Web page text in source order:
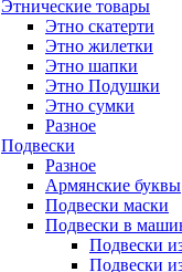
Этнические товары
Этно скатерти
Этно жилетки
Этно шапки
Этно Подушки
Этно сумки
Разное
Подвески
Разное
Армянские буквы
Подвески маски
Подвески в
Подвески
Подвески